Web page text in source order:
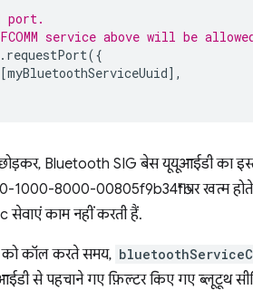
port.
service above will be
. requestPort({
[myBluetoothServiceUuid],
छोड़कर, Bluetooth SIG बेस यूयूआईडी का
8000-00805f9b34fb" पर खत्म
सेवाएं काम नहीं करती हैं.
को कॉल करते समय,
से पहचाने गए फ़िल्टर किए गए ब्लूटूथ